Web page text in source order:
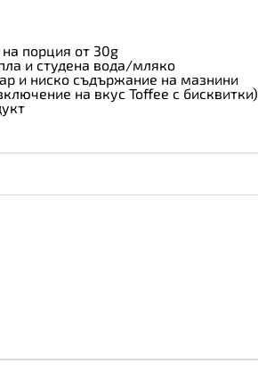
порция от 30g
и студена вода/мляко
и ниско съдържание на мазнини
на вкус Toffee с бисквитки)